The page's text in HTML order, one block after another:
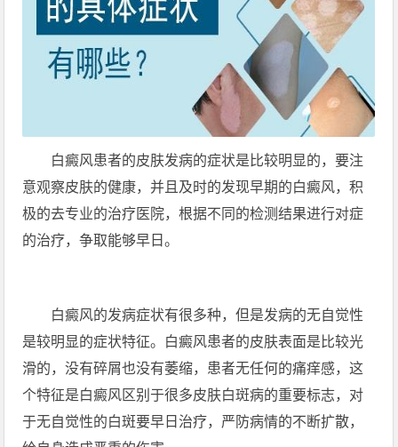
白癜风患者的皮肤发病的症状是比较明显的，要注
意观察皮肤的健康，并且及时的发现早期的白癜风，积
极的去专业的治疗医院，根据不同的检测结果进行对症
的治疗，争取能够早日。
白癜风的发病症状有很多种，但是发病的无自觉性
是较明显的症状特征。白癜风患者的皮肤表面是比较光
滑的，没有碎屑也没有萎缩，患者无任何的痛痒感，这
个特征是白癜风区别于很多皮肤白斑病的重要标志，对
于无自觉性的白斑要早日治疗，严防病情的不断扩散，